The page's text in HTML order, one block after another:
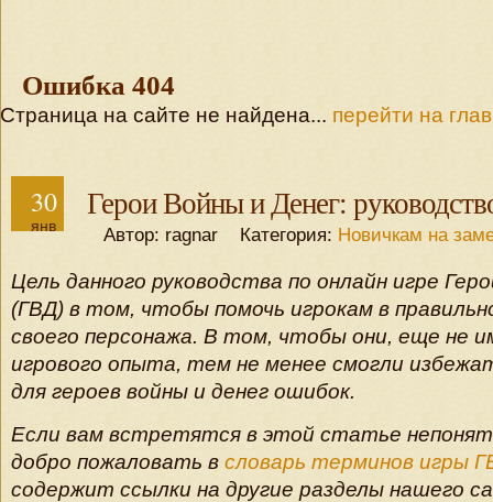
Ошибка 404
Страница на сайте не найдена... перейти на
30
янв
Герои Войны и Денег:
Автор: ragnar Категория: Новичкам на
Цель данного руководства по онлайн игре
(ГВД) в том, чтобы помочь игрокам в
своего персонажа. В том, чтобы они, еще не
игрового опыта, тем не менее смогли
для героев войны и денег ошибок.
Если вам встретятся в этой статье
добро пожаловать в словарь терминов игры
содержит ссылки на другие разделы нашего